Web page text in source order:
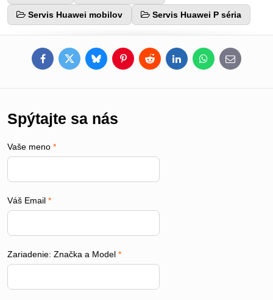
Servis Huawei mobilov Servis Huawei P séria
FacebookTwitterBlueskyPinterestRedditLinkedInWhatsApp
E-
mail
Spýtajte sa nás
Vaše meno *
Váš Email *
Zariadenie: Značka a Model *